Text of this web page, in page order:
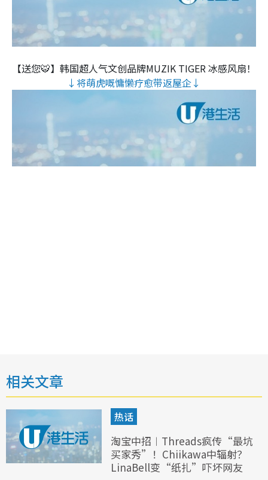
【送您🐯】韩国超人气文创品牌MUZIK TIGER 冰感风扇！
↓将萌虎嘅慵懒疗愈带返屋企↓
相关文章
热话
淘宝中招︱Threads疯传“最坑
买家秀”！Chiikawa中辐射？
LinaBell变“纸扎”吓坏网友